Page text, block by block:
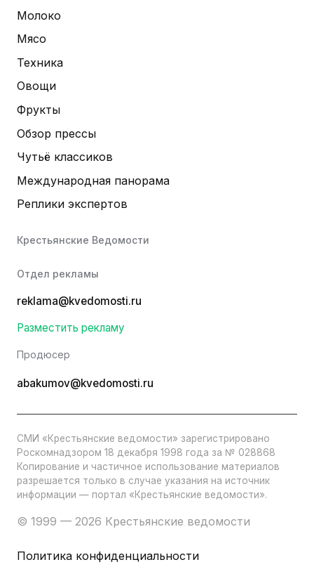
Молоко
Мясо
Техника
Овощи
Фрукты
Обзор прессы
Чутьё классиков
Международная панорама
Реплики экспертов
Крестьянские Ведомости
Отдел рекламы
reklama@kvedomosti.ru
Разместить рекламу
Продюсер
abakumov@kvedomosti.ru
СМИ «Крестьянские ведомости» зарегистрировано
Роскомнадзором 18 декабря 1998 года за № 028868
Копирование и частичное использование материалов
разрешается только в случае указания на источник
информации — портал «Крестьянские ведомости».
© 1999 — 2026 Крестьянские ведомости
Политика конфиденциальности